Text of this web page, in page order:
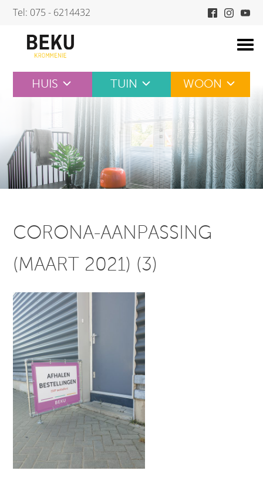
Skip
content
Tel: 075 - 6214432
HUIS TUIN WOON
CORONA-AANPASSING
(MAART 2021) (3)